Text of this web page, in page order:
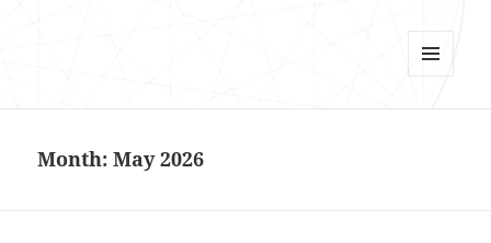
AND
Month:May 2026